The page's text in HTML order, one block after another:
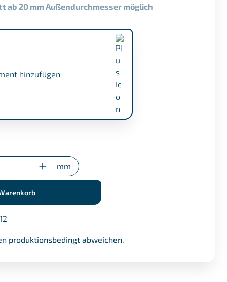
ab 20 mm Außendurchmesser möglich
hinzufügen
(nur bei Sonderzuschnitten)
mm
produktionsbedingt abweichen.